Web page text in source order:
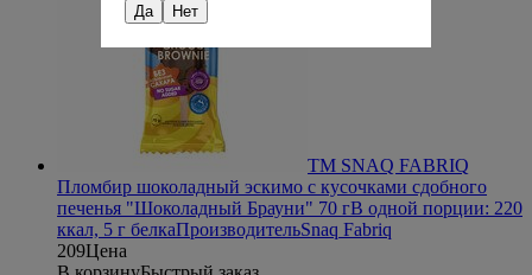
ТМ SNAQ FABRIQ
Пломбир шоколадный эскимо с кусочками сдобного
печенья "Шоколадный Брауни" 70 гВ одной порции: 220
ккал, 5 г белкаПроизводительSnaq Fabriq
209Цена
Да Нет